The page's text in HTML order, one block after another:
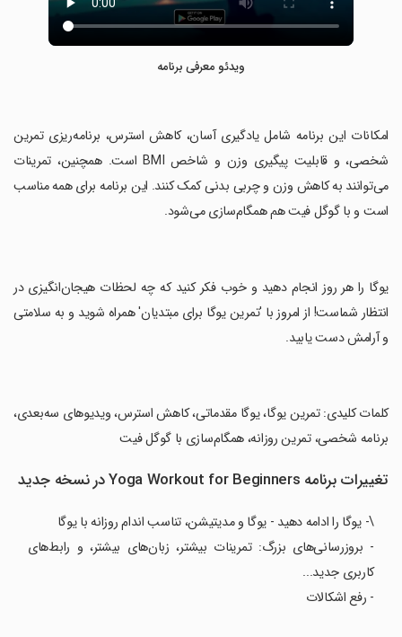
ویدئو معرفی برنامه
‏امکانات این برنامه شامل یادگیری آسان، کاهش استرس، برنامه‌ریزی تمرین
شخصی، و قابلیت پیگیری وزن و شاخص BMI است. همچنین، تمرینات
می‌توانند به کاهش وزن و چربی بدنی کمک کنند. این برنامه برای همه مناسب
است و با گوگل فیت هم همگام‌سازی می‌شود.
‏یوگا را هر روز انجام دهید و خوب فکر کنید که چه لحظات هیجان‌انگیزی در
انتظار شماست! از امروز با 'تمرین یوگا برای مبتدیان' همراه شوید و به سلامتی
و آرامش دست یابید.
‏کلمات کلیدی: تمرین یوگا، یوگا مقدماتی، کاهش استرس، ویدیوهای سه‌بعدی،
برنامه شخصی، تمرین روزانه، همگام‌سازی با گوگل فیت
تغییرات برنامه Yoga Workout for Beginners در نسخه جدید
\- یوگا را ادامه دهید - یوگا و مدیتیشن، تناسب اندام روزانه با یوگا
- بروزرسانی‌های بزرگ: تمرینات بیشتر، زبان‌های بیشتر، و رابط‌های
کاربری جدید...
- رفع اشکالات